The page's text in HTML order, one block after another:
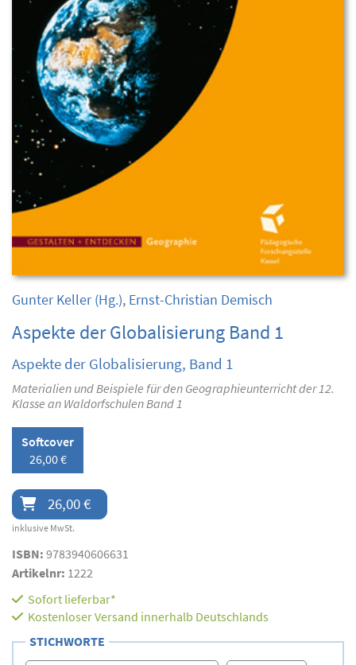
Gunter Keller(Hg.), Ernst-Christian Demisch
Aspekte der Globalisierung Band 1
Aspekte der Globalisierung, Band 1
Materialien und Beispiele für den Geographieunterricht der 12.
Klasse an Waldorfschulen Band 1
Softcover
26,00 €
26,00 €
inklusive MwSt.
ISBN: 9783940606631
Artikelnr: 1222
Sofort lieferbar*
Kostenloser Versand innerhalb Deutschlands
STICHWORTE